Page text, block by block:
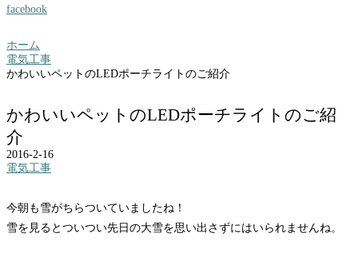
facebook
ホーム
電気工事
かわいいペットのLEDポーチライトのご紹介
かわいいペットのLEDポーチライトのご紹
介
2016-2-16
電気工事
今朝も雪がちらついていましたね！
雪を見るとついつい先日の大雪を思い出さずにはいられませんね。